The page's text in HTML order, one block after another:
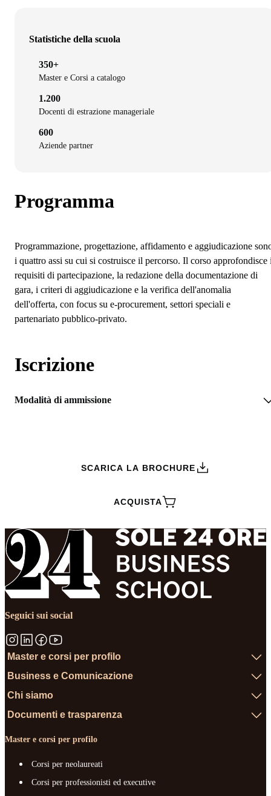
Statistiche della scuola
350+
Master e Corsi a catalogo
1.200
Docenti di estrazione manageriale
600
Aziende partner
Programma
Programmazione, progettazione, affidamento e aggiudicazione
i quattro assi su cui si costruisce il percorso. Il corso approfondisce
requisiti di partecipazione, la redazione della documentazione di
gara, i criteri di aggiudicazione e la verifica dell'anomalia
dell'offerta, con focus su e-procurement, settori speciali e
partenariato pubblico-privato.
Iscrizione
Modalità di ammissione
SCARICA LA BROCHURE
ACQUISTA
Seguici sui social
Master e corsi per profilo
Business e Comunicazione
Chi siamo
Documenti e trasparenza
Master e corsi per profilo
Corsi per neolaureati
Corsi per professionisti ed executive